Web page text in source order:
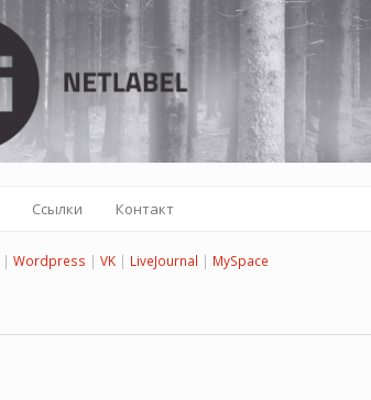
Ссылки Контакт
| Wordpress | VK | LiveJournal | MySpace